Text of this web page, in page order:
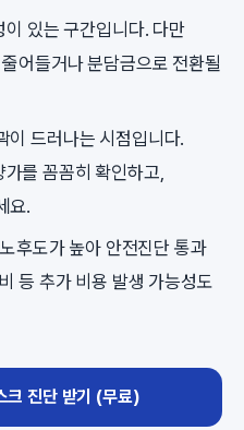
있는 구간입니다. 다만
어들거나 분담금으로 전환될
이 드러나는 시점입니다.
를 꼼꼼히 확인하고,
요.
후도가 높아 안전진단 통과
등 추가 비용 발생 가능성도
크 진단 받기 (무료)